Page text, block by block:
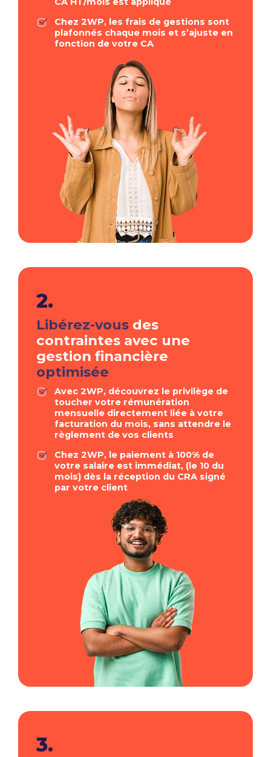
Chez 2WP, les frais de gestions sont
plafonnés chaque mois et s’ajuste en
fonction de votre CA
2.
Libérez-vous des
contraintes avec une
gestion financière
optimisée
Avec 2WP, découvrez le privilège de
toucher votre rémunération
mensuelle directement liée à votre
facturation du mois, sans attendre le
règlement de vos clients
Chez 2WP, le paiement à 100% de
votre salaire est immédiat, (le 10 du
mois) dès la réception du CRA signé
par votre client
3.